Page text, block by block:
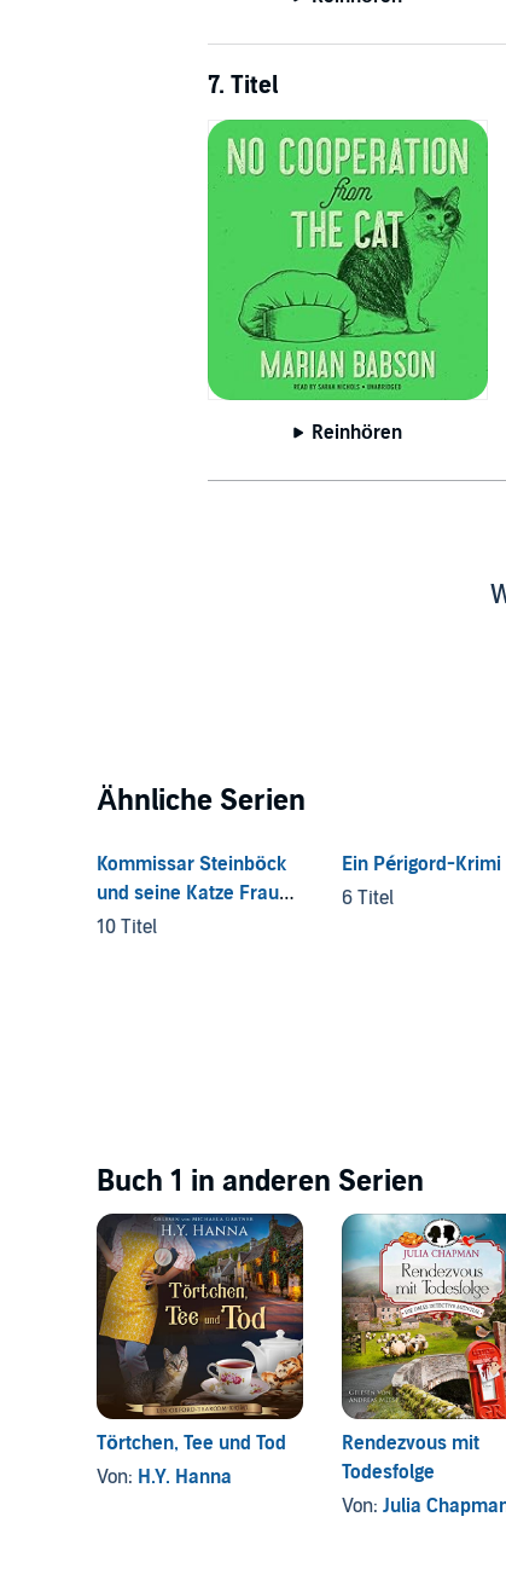
7. Titel
Reinhören
Ähnliche Serien
Kommissar Steinböck
und seine Katze Frau
Merkel
10 Titel
Ein Périgord-Krimi
6 Titel
Buch 1 in anderen Serien
Törtchen, Tee und Tod
Von: H.Y. Hanna
Rendezvous mit
Todesfolge
Von: Julia